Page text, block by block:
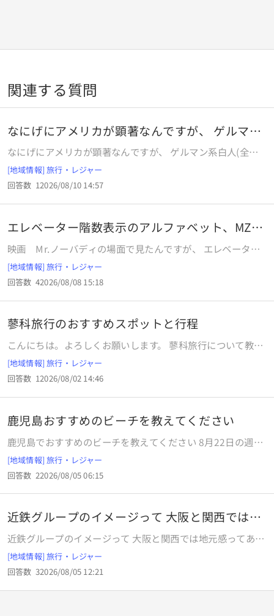
関連する質問
なにげにアメリカが顕著なんですが、 ゲルマン
系白人
なにげにアメリカが顕著なんですが、 ゲルマン系白人(全白
人共通？)文化も 中華系文化同様に数字8を縁起を担ぐと言う
か、こだわりありますよね？ 何が由来なんですかね？ キ
リスト教文化で8も何か謂れがあんですかね？ それとも古代
中華文化が伝わっていたとか？ 例 8気筒エンジン、ネジな
[地域情報] 旅行・レジャー
回答数 12026/08/10 14:57
エレベーター階数表示のアルファベット、MZ、
L、K
映画 Mr.ノーバディの場面で見たんですが、 エレベーター
内の階数表示、 ・・４，３，２，１，MZ、L、K となって
ました。 意味、何の略号なんですか？ Lはロビー？しかも、
1階より下？ MZは、Middleなんとか？ロビーと1階の間の中
２階的な？ だとすると、Zは何の略？ Kは？？
[地域情報] 旅行・レジャー
回答数 42026/08/08 15:18
蓼科旅行のおすすめスポットと行程
こんにちは。よろしくお願いします。 蓼科旅行について教え
てください。 大阪から８時発で東急ハーベスト蓼科に２泊。
３日目の１７時の茅野発で帰ります。 茅野からレンタカーで
す。 今のところ行きたいところは、車山高原と白駒の池で
す。 他にどこに行くのがオススメですか？ どういう行程がい
い ②雄大な自然や澄んだ湖 です。 ガイドブックを買い、他
の質問サイトをたっぷり見ましたが、 ◯北八ヶ岳ロープウェ
イ坪庭と車山高原リフトだったら、両方行かなくても車山高
原だけでいい（？）←どうですか？ ◯湖でがっかりしないの
は白駒の池だけ（？）←どうですか？ との意見がチラホラあ
に散策したいです。 詳しい方いらっしゃったらよろしくお願
いします(⁠◍⁠•⁠ᴗ⁠•⁠◍⁠)⁠
[地域情報] 旅行・レジャー
回答数 12026/08/02 14:46
鹿児島おすすめのビーチを教えてください
鹿児島でおすすめのビーチを教えてください 8月22日の週に
鹿児島に行く予定です。 1日は海で泳ぎたいと思っているの
ですが、おすすめのビーチがあれば教えてください。 鹿児島
本土、種子島、屋久島に行きたいです。 いずれもレンタカー
移動を考えています。 またおすすめの宿泊地等も有れば是非
満喫するというより観光メインで寝れればいいのですが、で
きればコスパよく泊まりたいなと思っています。 よろしくお
願いいたします🙇
[地域情報] 旅行・レジャー
回答数 22026/08/05 06:15
近鉄グループのイメージって 大阪と関西では地
元感っ
近鉄グループのイメージって 大阪と関西では地元感ってある
んですかね？ 名古屋でもそれなりになってるし、 逆に名古
屋、三重の人モ以外に地元感があったりしますかね？ 西日本
じゃ無いと 近鉄=名古屋みたいなんですが
[地域情報] 旅行・レジャー
回答数 32026/08/05 12:21